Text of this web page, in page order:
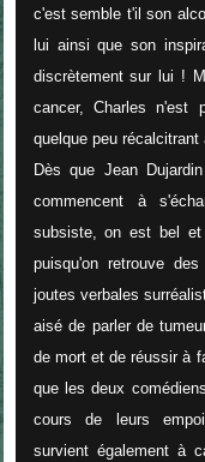
c'est semble t'il son
lui ainsi que son
discrètement sur lui !
cancer, Charles
quelque peu
Dès que Jean
commencent à
subsiste, on est bel
puisqu'on retrouve
joutes verbales
aisé de parler de
de mort et de réussir à
que les deux
cours de leurs
survient également à